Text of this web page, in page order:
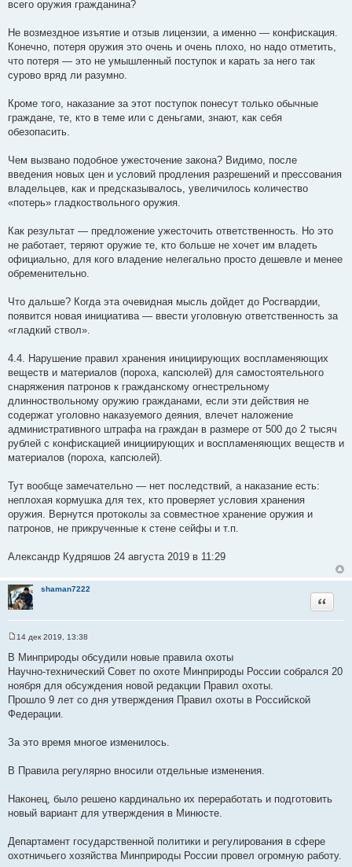
всего оружия гражданина?
Не возмездное изъятие и отзыв лицензии, а именно — конфискация.
Конечно, потеря оружия это очень и очень плохо, но надо отметить,
что потеря — это не умышленный поступок и карать за него так
сурово вряд ли разумно.
Кроме того, наказание за этот поступок понесут только обычные
граждане, те, кто в теме или с деньгами, знают, как себя
обезопасить.
Чем вызвано подобное ужесточение закона? Видимо, после
введения новых цен и условий продления разрешений и прессования
владельцев, как и предсказывалось, увеличилось количество
«потерь» гладкоствольного оружия.
Как результат — предложение ужесточить ответственность. Но это
не работает, теряют оружие те, кто больше не хочет им владеть
официально, для кого владение нелегально просто дешевле и менее
обременительно.
Что дальше? Когда эта очевидная мысль дойдет до Росгвардии,
появится новая инициатива — ввести уголовную ответственность за
«гладкий ствол».
4.4. Нарушение правил хранения инициирующих воспламеняющих
веществ и материалов (пороха, капсюлей) для самостоятельного
снаряжения патронов к гражданскому огнестрельному
длинноствольному оружию гражданами, если эти действия не
содержат уголовно наказуемого деяния, влечет наложение
административного штрафа на граждан в размере от 500 до 2 тысяч
рублей с конфискацией инициирующих и воспламеняющих веществ и
материалов (пороха, капсюлей).
Тут вообще замечательно — нет последствий, а наказание есть:
неплохая кормушка для тех, кто проверяет условия хранения
оружия. Вернутся протоколы за совместное хранение оружия и
патронов, не прикрученные к стене сейфы и т.п.
Александр Кудряшов 24 августа 2019 в 11:29
shaman7222
Цитата
о
о
б
щ
е
н
и
е
14 дек 2019, 13:38
В Минприроды обсудили новые правила охоты
Научно-технический Совет по охоте Минприроды России собрался 20
ноября для обсуждения новой редакции Правил охоты.
Прошло 9 лет со дня утверждения Правил охоты в Российской
Федерации.
За это время многое изменилось.
В Правила регулярно вносили отдельные изменения.
Наконец, было решено кардинально их переработать и подготовить
новый вариант для утверждения в Минюсте.
Департамент государственной политики и регулирования в сфере
охотничьего хозяйства Минприроды России провел огромную работу.